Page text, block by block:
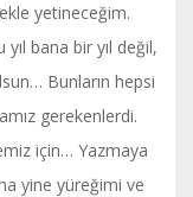
yetineceğim.
bana bir yıl değil,
Bunların hepsi
gerekenlerdi.
için… Yazmaya
yine yüreğimi ve